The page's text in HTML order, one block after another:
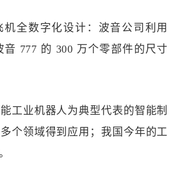
机全数字化设计：波音公司利用
777 的 300 万个零部件的尺寸
工业机器人为典型代表的智能制
个领域得到应用；我国今年的工